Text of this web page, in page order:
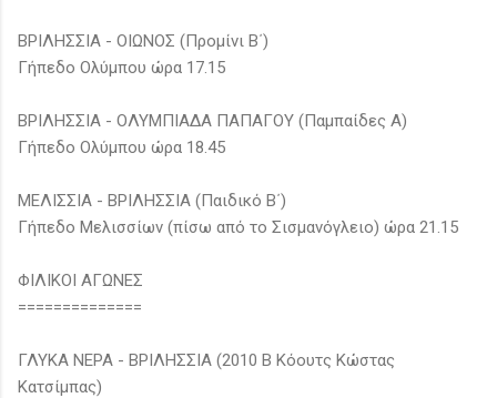
ΒΡΙΛΗΣΣΙΑ - ΟΙΩΝΟΣ (Προμίνι Β΄)
Γήπεδο Ολύμπου ώρα 17.15
ΒΡΙΛΗΣΣΙΑ - ΟΛΥΜΠΙΑΔΑ ΠΑΠΑΓΟΥ (Παμπαίδες Α)
Γήπεδο Ολύμπου ώρα 18.45
ΜΕΛΙΣΣΙΑ - ΒΡΙΛΗΣΣΙΑ (Παιδικό Β΄)
Γήπεδο Μελισσίων (πίσω από το Σισμανόγλειο) ώρα 21.15
ΦΙΛΙΚΟΙ ΑΓΩΝΕΣ
==============
ΓΛΥΚΑ ΝΕΡΑ - ΒΡΙΛΗΣΣΙΑ (2010 Β Κόουτς Κώστας
Κατσίμπας)